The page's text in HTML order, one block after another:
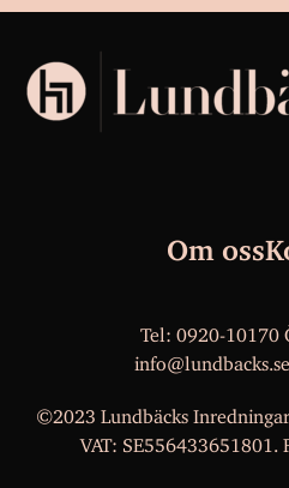
Om oss
©2023 Lundbäcks
VAT: SE556433651801.
Tel: 0920-10170
info@lundbacks.se